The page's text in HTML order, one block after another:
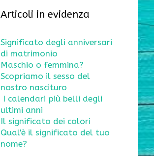
Articoli in evidenza
Significato degli anniversari
di matrimonio
Maschio o femmina?
Scopriamo il sesso del
nostro nascituro
I calendari più belli degli
ultimi anni
Il significato dei colori
Qual'è il significato del tuo
nome?